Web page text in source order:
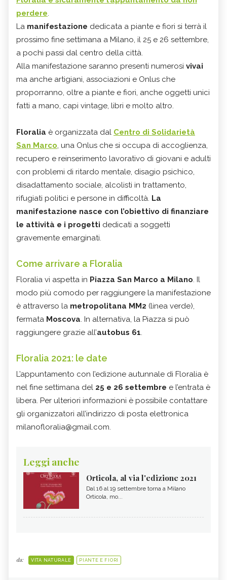
perdere.
La manifestazione dedicata a piante e fiori si terrà il
prossimo fine settimana a Milano, il 25 e 26 settembre,
a pochi passi dal centro della città.
Alla manifestazione saranno presenti numerosi vivai
ma anche artigiani, associazioni e Onlus che
proporranno, oltre a piante e fiori, anche oggetti unici
fatti a mano, capi vintage, libri e molto altro.
Floralia è organizzata dal Centro di Solidarietà
San Marco, una Onlus che si occupa di accoglienza,
recupero e reinserimento lavorativo di giovani e adulti
con problemi di ritardo mentale, disagio psichico,
disadattamento sociale, alcolisti in trattamento,
rifugiati politici e persone in difficoltà. La
manifestazione nasce con l’obiettivo di finanziare
le attività e i progetti dedicati a soggetti
gravemente emarginati.
Come arrivare a Floralia
Floralia vi aspetta in Piazza San Marco a Milano. Il
modo più comodo per raggiungere la manifestazione
è attraverso la metropolitana MM2 (linea verde),
fermata Moscova. In alternativa, la Piazza si può
raggiungere grazie all’autobus 61.
Floralia 2021: le date
L’appuntamento con l’edizione autunnale di Floralia è
nel fine settimana del 25 e 26 settembre e l’entrata è
libera. Per ulteriori informazioni è possibile contattare
gli organizzatori all’indirizzo di posta elettronica
milanofloralia@gmail.com.
Leggi anche
Orticola, al via l'edizione 2021
Dal 16 al 19 settembre torna a Milano
Orticola, mo...
da: VITA NATURALE PIANTE E FIORI